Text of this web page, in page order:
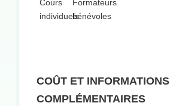
Cours
individuels
Formateurs
bénévoles
COÛT ET INFORMATIONS
COMPLÉMENTAIRES